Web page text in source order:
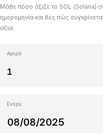
Μάθε πόσο άξιζε το SOL (Solana)
ημερομηνία και δες πώς
αξία.
Αγορά
Ενεργ.